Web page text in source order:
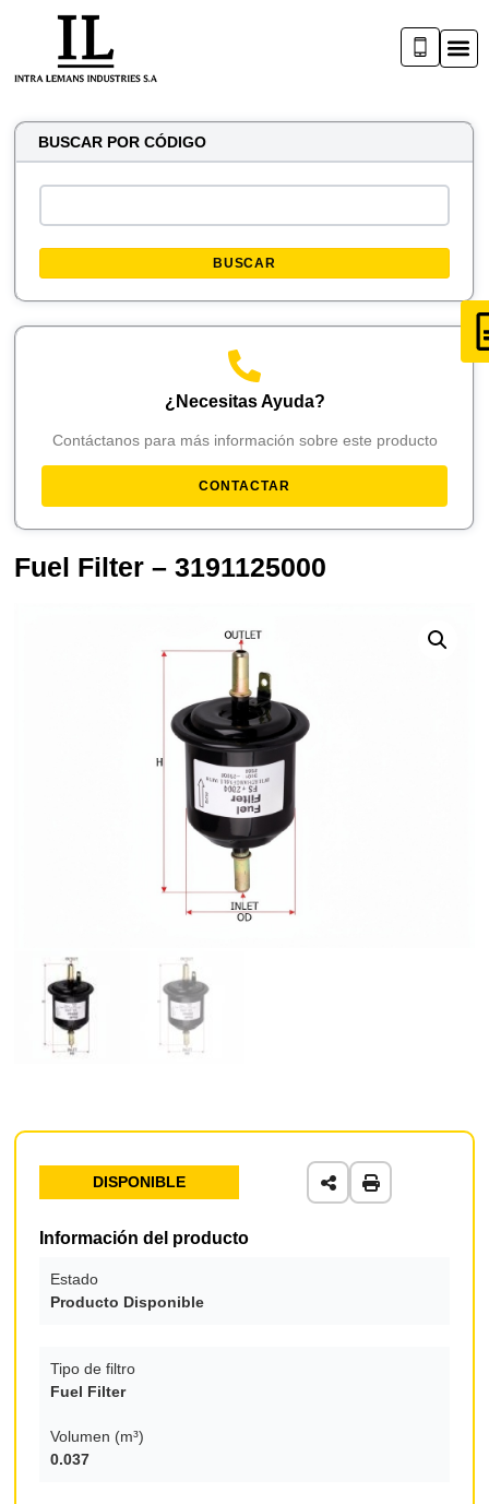
BUSCAR POR CÓDIGO
BUSCAR
¿Necesitas Ayuda?
Contáctanos para más información sobre este producto
CONTACTAR
Fuel Filter – 3191125000
DISPONIBLE
Información del producto
Estado
Producto Disponible
Tipo de filtro
Fuel Filter
Volumen (m³)
0.037